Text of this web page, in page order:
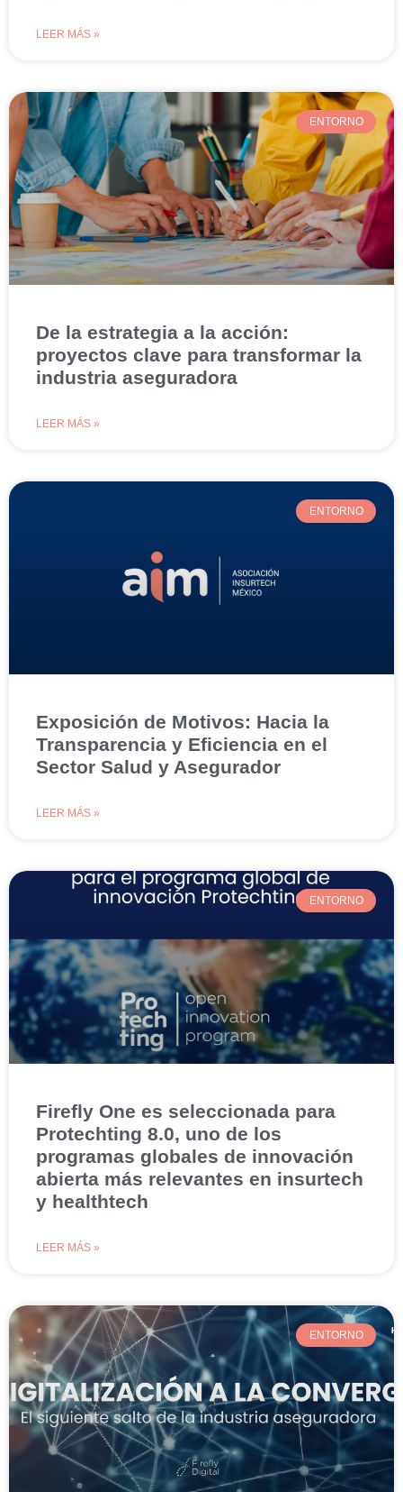
LEER MÁS »
ENTORNO
De la estrategia a la acción:
proyectos clave para transformar la
industria aseguradora
LEER MÁS »
ENTORNO
Exposición de Motivos: Hacia la
Transparencia y Eficiencia en el
Sector Salud y Asegurador
LEER MÁS »
ENTORNO
Firefly One es seleccionada para
Protechting 8.0, uno de los
programas globales de innovación
abierta más relevantes en insurtech
y healthtech
LEER MÁS »
ENTORNO